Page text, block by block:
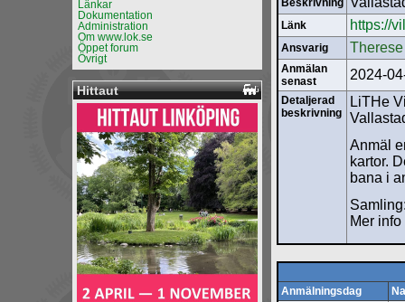
Länkar
Dokumentation
Administration
Om www.lok.se
Öppet forum
Övrigt
Hittaut
Beskrivning
Länk https://
Ansvarig
Anmälan
senast
2024-
Detaljerad
beskrivning
LiTHe
Anmäl
kartor.
bana i
Mer
Anmälningsdag